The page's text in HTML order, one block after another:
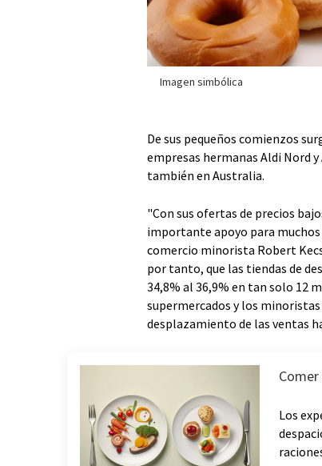
Imagen simbólica
De sus pequeños comienzos
empresas hermanas Aldi Nord
también en Australia.
"Con sus ofertas de precios
importante apoyo para
comercio minorista Robert
por tanto, que las tiendas de
34,8% al 36,9% en tan solo 12
supermercados y los
desplazamiento de las ventas
Los